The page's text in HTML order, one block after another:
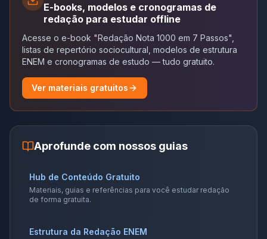
E-books, modelos e cronogramas de
redação para estudar offline
Acesse o e-book "Redação Nota 1000 em 7 Passos",
listas de repertório sociocultural, modelos de estrutura
ENEM e cronogramas de estudo — tudo gratuito.
Ver materiais gratuitos
Aprofunde com nossos guias
Hub de Conteúdo Gratuito
Materiais, guias e referências para você estudar redação
de forma gratuita.
Estrutura da Redação ENEM